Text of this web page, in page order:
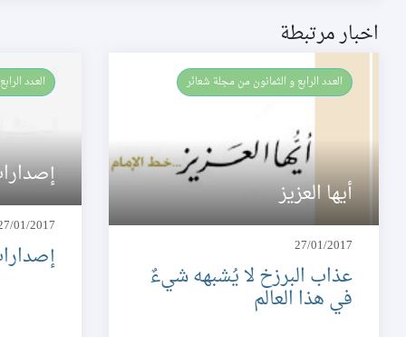
اخبار مرتبطة
العـدد الرابع و الثمانون من مجلة شعائر
أيها العزيز
27/01/2017
عذاب البرزخ لا يُشبهه شيءٌ
في هذا العالم
العـدد
01/2017